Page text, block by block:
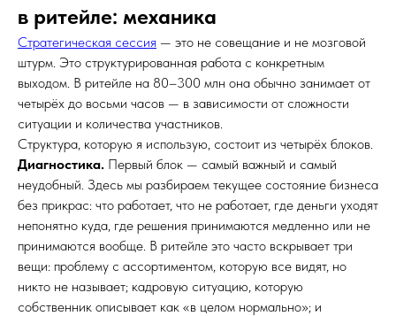
в ритейле: механика
Стратегическая сессия — это не совещание и не мозговой
штурм. Это структурированная работа с конкретным
выходом. В ритейле на 80–300 млн она обычно занимает от
четырёх до восьми часов — в зависимости от сложности
ситуации и количества участников.
Структура, которую я использую, состоит из четырёх блоков.
Диагностика. Первый блок — самый важный и самый
неудобный. Здесь мы разбираем текущее состояние бизнеса
без прикрас: что работает, что не работает, где деньги уходят
непонятно куда, где решения принимаются медленно или не
принимаются вообще. В ритейле это часто вскрывает три
вещи: проблему с ассортиментом, которую все видят, но
никто не называет; кадровую ситуацию, которую
собственник описывает как «в целом нормально»; и